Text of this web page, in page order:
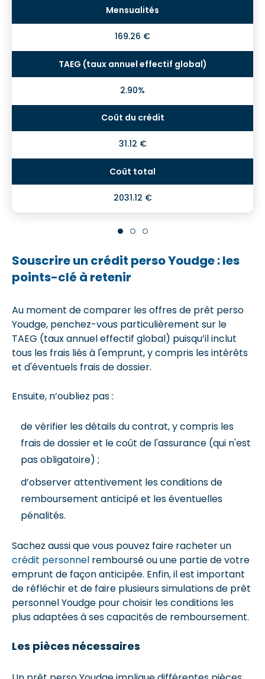
169.26 €
2.90%
31.12 €
2031.12 €
Souscrire un crédit perso Youdge : les
points-clé à retenir
Au moment de comparer les offres de prêt perso
Youdge, penchez-vous particulièrement sur le
TAEG (taux annuel effectif global) puisqu’il inclut
tous les frais liés à l'emprunt, y compris les intérêts
et d'éventuels frais de dossier.
Ensuite, n’oubliez pas :
de vérifier les détails du contrat, y compris les
frais de dossier et le coût de l'assurance (qui n'est
pas obligatoire) ;
d’observer attentivement les conditions de
remboursement anticipé et les éventuelles
pénalités.
Sachez aussi que vous pouvez faire racheter un
crédit personnel remboursé ou une partie de votre
emprunt de façon anticipée. Enfin, il est important
de réfléchir et de faire plusieurs simulations de prêt
personnel Youdge pour choisir les conditions les
plus adaptées à ses capacités de remboursement.
Les pièces nécessaires